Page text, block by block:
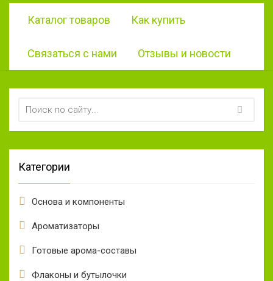
Каталог товаров Как купить
Связаться с нами Отзывы и новости
Категории
Основа и компоненты
Ароматизаторы
Готовые арома-составы
Флаконы и бутылочки